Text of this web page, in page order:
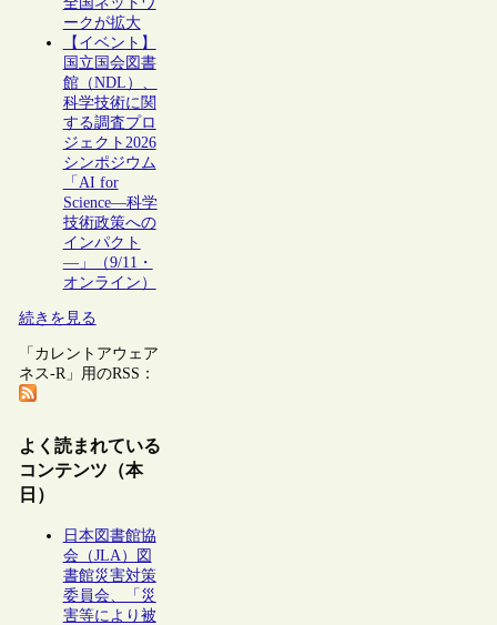
ークが拡大
【イベント】
国立国会図書
館（NDL）、
科学技術に関
する調査プロ
ジェクト2026
シンポジウム
「AI for
Science―科学
技術政策への
インパクト
―」（9/11・
オンライン）
続きを見る
「カレントアウェア
ネス-R」用のRSS：
よく読まれている
コンテンツ（本
日）
日本図書館協
会（JLA）図
書館災害対策
委員会、「災
害等により被